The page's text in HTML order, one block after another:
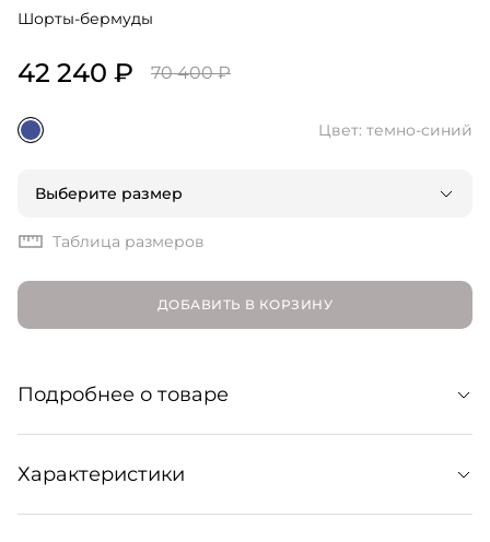
Шорты-бермуды
42 240 ₽ 70 400 ₽
Цвет: темно-синий
Выберите размер
Таблица размеров
ДОБАВИТЬ В КОРЗИНУ
Подробнее о товаре
Классические бермуды с высокой посадкой,
заутюженными стрелками и боковыми карманами.
Изготовлены из натуральной экологичной шерсти
Характеристики